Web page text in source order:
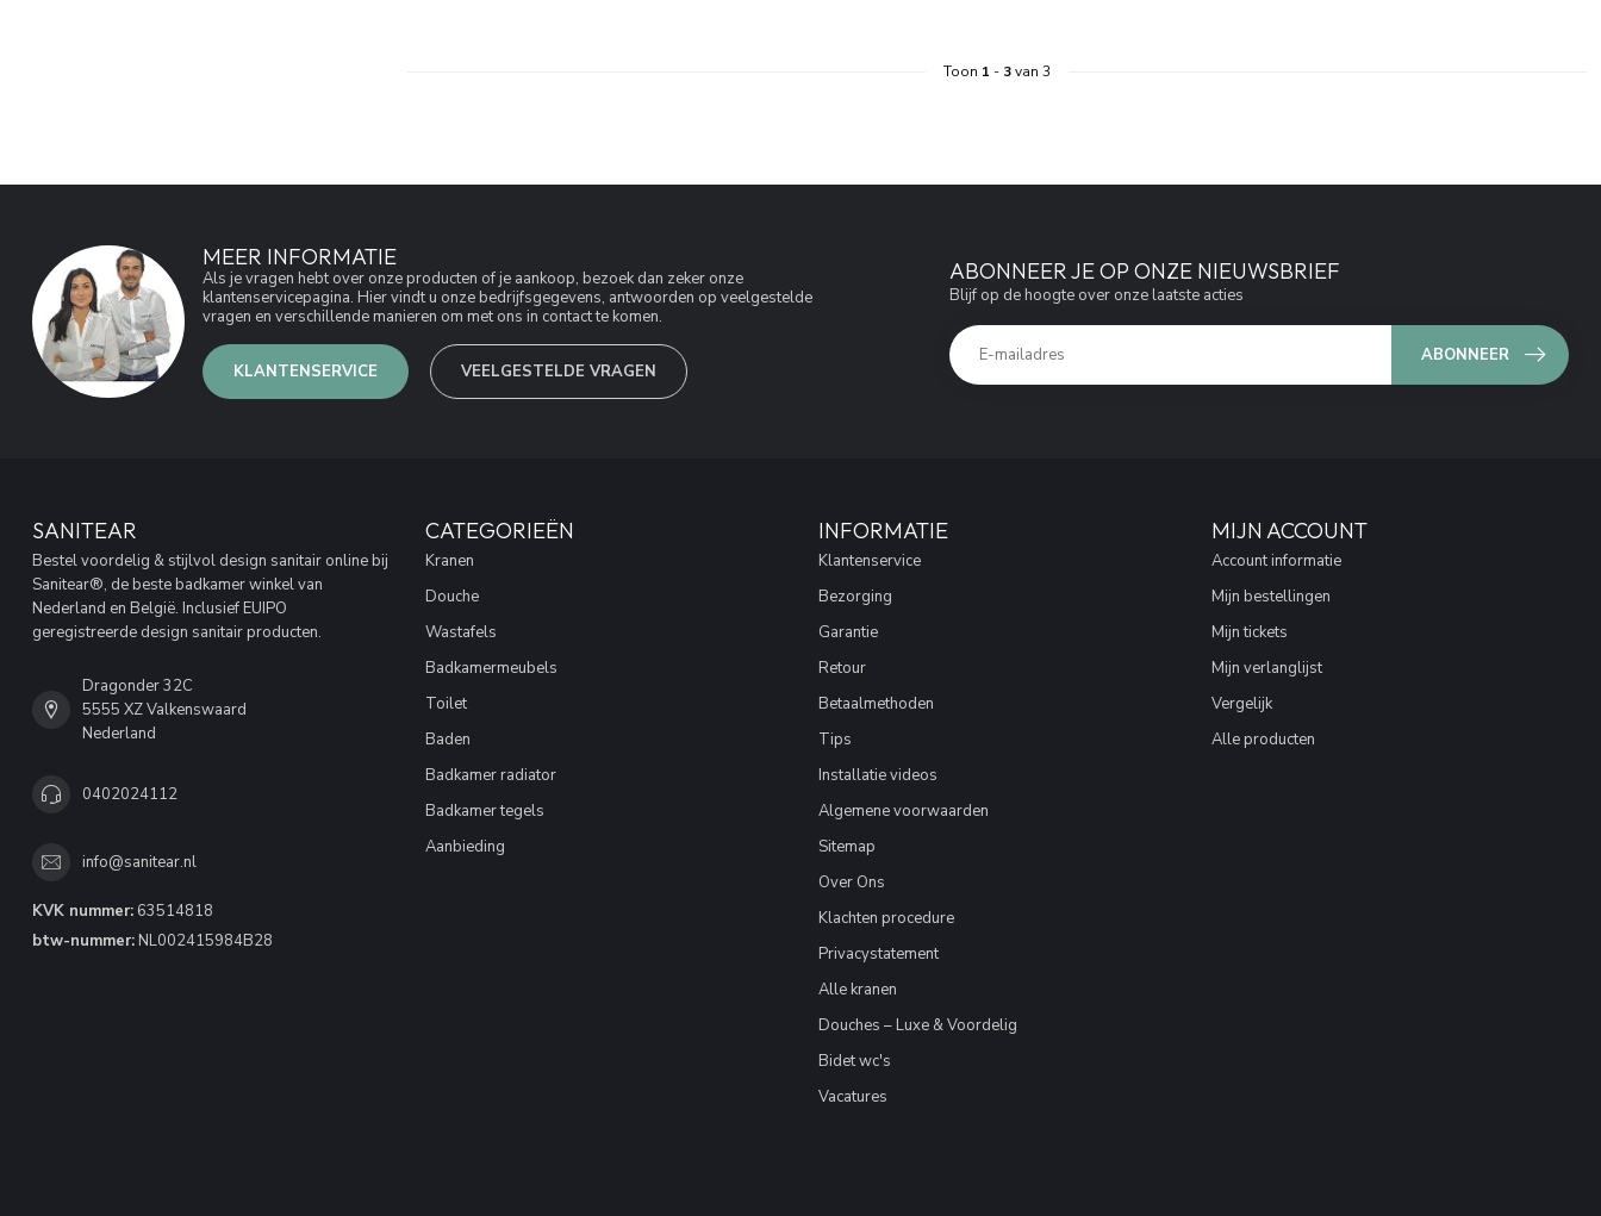
Toon 1 - 3van 3
MEER INFORMATIE
Als je vragen hebt over onze producten of je aankoop, bezoek dan zeker onze
klantenservicepagina. Hier vindt u onze bedrijfsgegevens, antwoorden op veelgestelde
vragen en verschillende manieren om met ons in contact te komen.
KLANTENSERVICE VEELGESTELDE VRAGEN
ABONNEER JE OP ONZE NIEUWSBRIEF
Blijf op de hoogte over onze laatste acties
ABONNEER
SANITEAR
Bestel voordelig & stijlvol design sanitair online bij
Sanitear®, de beste badkamer winkel van
Nederland en België. Inclusief EUIPO
geregistreerde design sanitair producten.
Dragonder 32C
5555 XZ Valkenswaard
Nederland
0402024112
info@sanitear.nl
KVK nummer: 63514818
btw-nummer: NL002415984B28
CATEGORIEËN
Kranen
Douche
Wastafels
Badkamermeubels
Toilet
Baden
Badkamer radiator
Badkamer tegels
Aanbieding
INFORMATIE
Klantenservice
Bezorging
Garantie
Retour
Betaalmethoden
Tips
Installatie videos
Algemene voorwaarden
Sitemap
Over Ons
Klachten procedure
Privacystatement
Alle kranen
Douches – Luxe & Voordelig
Bidet wc's
Vacatures
MIJN ACCOUNT
Account informatie
Mijn bestellingen
Mijn tickets
Mijn verlanglijst
Vergelijk
Alle producten